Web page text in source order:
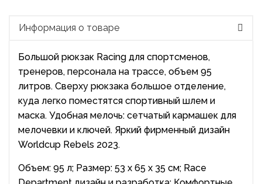
Информация о товаре
Большой рюкзак Racing для спортсменов,
тренеров, персонала на трассе, объем 95
литров. Сверху рюкзака большое отделение,
куда легко поместятся спортивный шлем и
маска. Удобная мелочь: сетчатый кармашек для
мелочевки и ключей. Яркий фирменный дизайн
Worldcup Rebels 2023.
Объем: 95 л; Размер: 53 х 65 х 35 см; Race